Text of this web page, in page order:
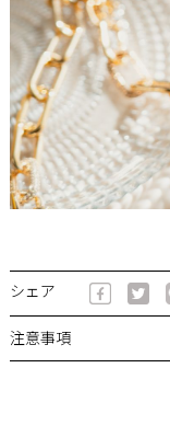
シェア
注意事項